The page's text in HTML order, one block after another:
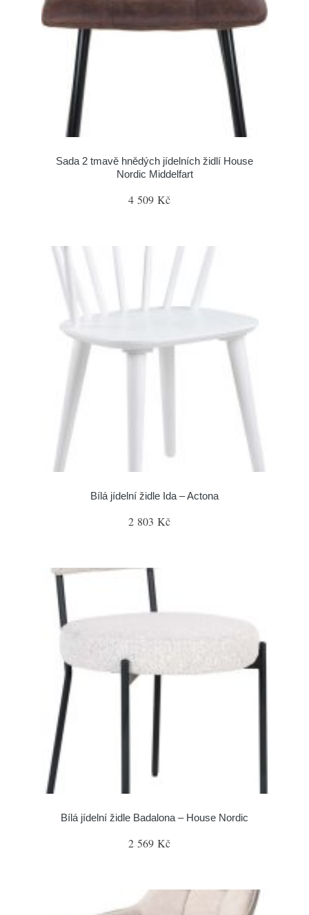
Sada 2 tmavě hnědých jídelních židlí House
Nordic Middelfart
4 509 Kč
Bílá jídelní židle Ida – Actona
2 803 Kč
Bílá jídelní židle Badalona – House Nordic
2 569 Kč